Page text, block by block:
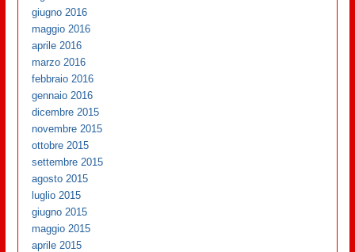
giugno 2016
maggio 2016
aprile 2016
marzo 2016
febbraio 2016
gennaio 2016
dicembre 2015
novembre 2015
ottobre 2015
settembre 2015
agosto 2015
luglio 2015
giugno 2015
maggio 2015
aprile 2015